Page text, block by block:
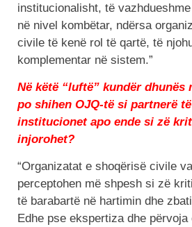
institucionalisht, të
në nivel kombëtar, ndërsa
civile të kenë rol të qartë, të
komplementar në sistem.”
Në këtë “luftë” kundër dhunës
po shihen OJQ-të si partnerë
institucionet apo ende si zë
injorohet?
“Organizatat e shoqërisë civile
perceptohen më shpesh si zë
të barabartë në hartimin dhe
Edhe pse ekspertiza dhe